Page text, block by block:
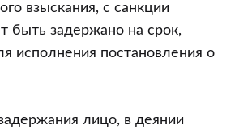
взыскания, с санкции
быть задержано на срок,
исполнения постановления о
лицо, в деянии